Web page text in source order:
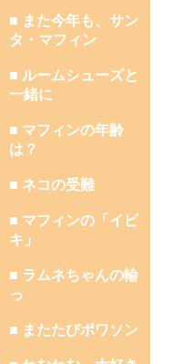
■ また今年も、サン
タ・マフィン
■ ルームシューズと
一緒に
■ マフィンの年齢
は？
■ ネコの受難
■ マフィンの「イビ
キ」
■ ラムネちゃんの輪
っ
■ またたびポワソン